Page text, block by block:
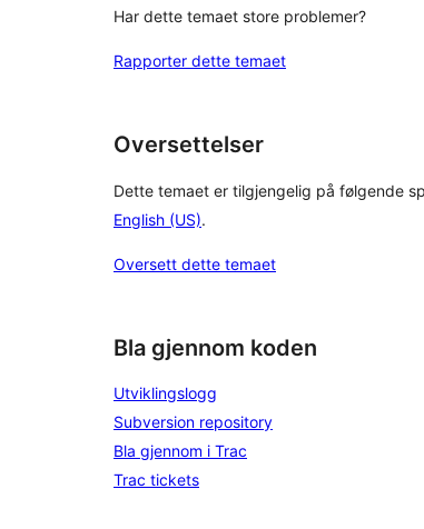
Har dette temaet store problemer?
Rapporter dette temaet
Oversettelser
Dette temaet er tilgjengelig på følgende
English (US).
Oversett dette temaet
Bla gjennom koden
Utviklingslogg
Subversion repository
Bla gjennom i Trac
Trac tickets